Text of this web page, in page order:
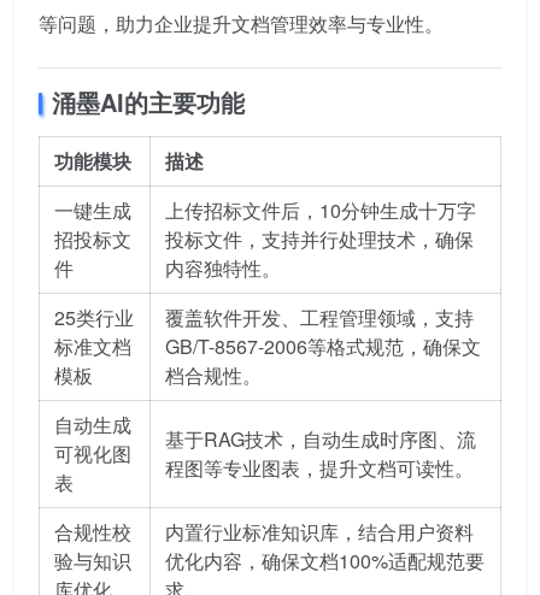
等问题，助力企业提升文档管理效率与专业性。
涌墨AI的主要功能
功能模块
描述
一键生成
招投标文
件
上传招标文件后，10分钟生成十万字
投标文件，支持并行处理技术，确保
内容独特性。
25类行业
标准文档
模板
覆盖软件开发、工程管理领域，支持
GB/T-8567-2006等格式规范，确保文
档合规性。
自动生成
可视化图
表
基于RAG技术，自动生成时序图、流
程图等专业图表，提升文档可读性。
合规性校
验与知识
内置行业标准知识库，结合用户资料
优化内容，确保文档100%适配规范要